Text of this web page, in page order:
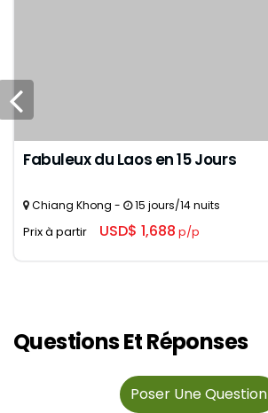
Fabuleux du Laos en 15 Jours
Chiang Khong - 15 jours/14 nuits
Prix à partir USD$ 1,688 p/p
Questions Et Réponses
Poser Une Question